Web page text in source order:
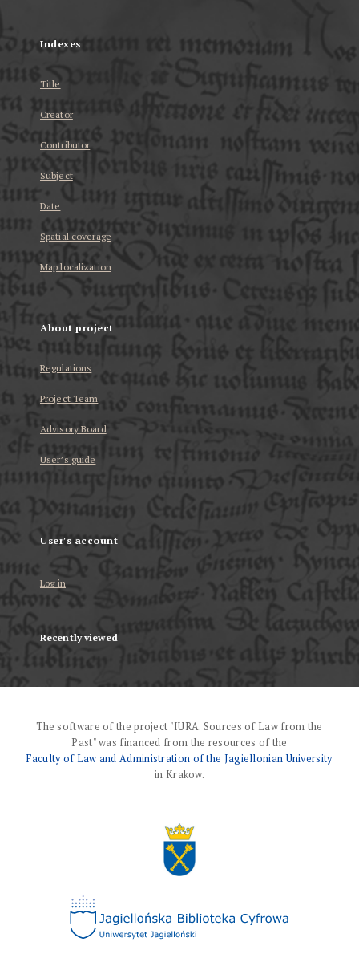
Indexes
Title
Creator
Contributor
Subject
Date
Spatial coverage
Map localization
About project
Regulations
Project Team
Advisory Board
User’s guide
User's account
Log in
Recently viewed
The software of the project "IURA. Sources of Law from the
Past" was financed from the resources of the
Faculty of Law and Administration of the Jagiellonian University
in Krakow.